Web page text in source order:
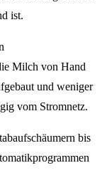
ist.
Milch von Hand
und weniger
vom Stromnetz.
bis